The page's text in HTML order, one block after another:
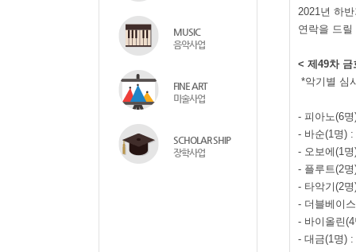
MUSIC
음악사업
FINE ART
미술사업
SCHOLAR SHIP
장학사업
2021년 하
연락을 드
< 제 49차
*악기별 심
- 피아노(6명
- 바순(1명) :
- 오보에(1명
- 플루트(2명
- 타악기(2명
- 더블베이스
- 바이올린(4
- 대금(1명) :